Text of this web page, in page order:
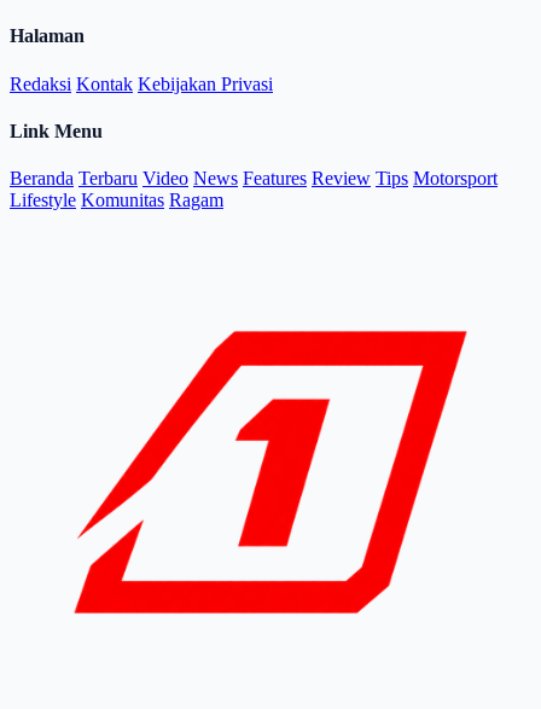
Halaman
Redaksi Kontak Kebijakan Privasi
Link Menu
Beranda Terbaru Video News Features Review Tips Motorsport
Lifestyle Komunitas Ragam